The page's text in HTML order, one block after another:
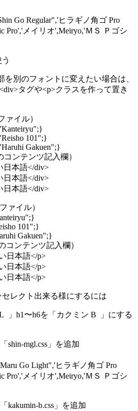
Go Regular",'ヒラギノ角ゴ Pro
Pro','メイリオ',Meiryo,'ＭＳ Ｐゴシ
を別のフォントに変えたい場合は、
タグや<p>クラスを作って置き
ァイル）
101";}
Gakuen";}
ンテンツ記入欄）
日本語</div>
日本語</div>
日本語</div>
ァイル）
101";}
Gakuen";}
コンテンツ記入欄）
日本語</p>
日本語</p>
日本語</p>
レクト出来る様にするには
」h1〜h6を「カクミン B 」にする
shin-mgl.css」を追加
Go Light",'ヒラギノ角ゴ Pro
Pro','メイリオ',Meiryo,'ＭＳ Ｐゴシ
kakumin-b.css」を追加